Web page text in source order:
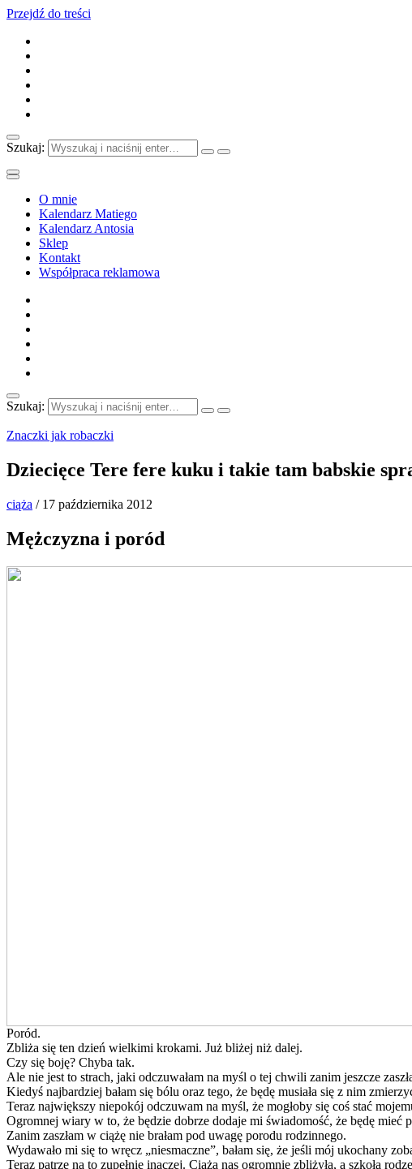
Przejdź do treści
Szukaj:
O mnie
Kalendarz Matiego
Kalendarz Antosia
Sklep
Kontakt
Współpraca reklamowa
Szukaj:
Znaczki jak robaczki
Dziecięce Tere fere kuku i takie tam babskie
ciąża / 17 października 2012
Mężczyzna i poród
Poród.
Zbliża się ten dzień wielkimi krokami. Już bliżej niż dalej.
Czy się boję? Chyba tak.
Ale nie jest to strach, jaki odczuwałam na myśl o tej chwili zanim jeszcze
Kiedyś najbardziej bałam się bólu oraz tego, że będę musiała się z nim
Teraz największy niepokój odczuwam na myśl, że mogłoby się coś stać
Ogromnej wiary w to, że będzie dobrze dodaje mi świadomość, że będę mieć
Zanim zaszłam w ciążę nie brałam pod uwagę porodu rodzinnego.
Wydawało mi się to wręcz „niesmaczne”, bałam się, że jeśli mój ukochany
Teraz patrzę na to zupełnie inaczej. Ciąża nas ogromnie zbliżyła, a szkoła